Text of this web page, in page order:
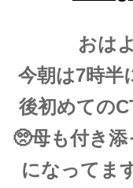
おは
今朝は7時半
後初めての
🥺母も付き
になってま